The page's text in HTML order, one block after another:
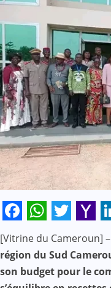
Facebook
[Vitrine du Cameroun] –
région du Sud
son budget pour le